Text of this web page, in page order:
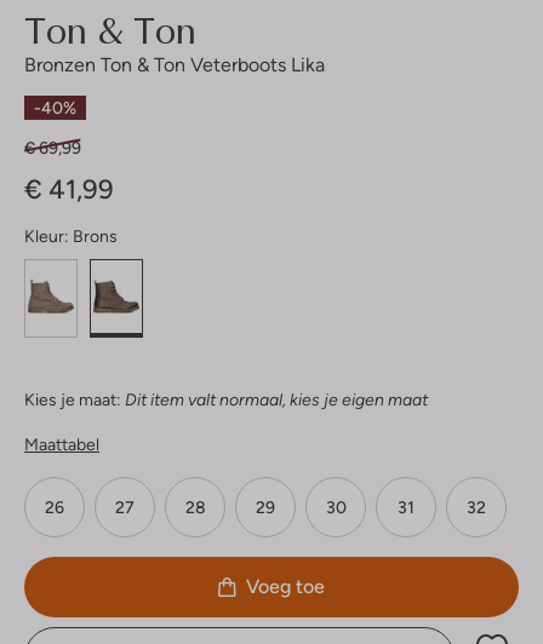
Ton & Ton
Bronzen Ton & Ton Veterboots Lika
-40%
€ 69,99
€ 41,99
Kleur: Brons
Kies je maat: Dit item valt normaal, kies je eigen maat
Maattabel
26 27 28 29 30 31 32
Voeg toe